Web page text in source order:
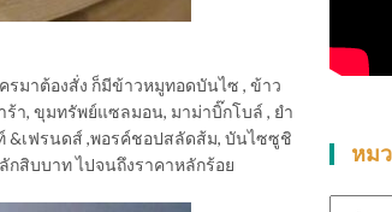
รมาต้องสั่ง ก็มีข้าวหมูทอดบันไซ , ข้าว
า, ขุมทรัพย์แซลมอน, มาม่าบิ๊กโบล์ , ยำ
&เฟรนดส์ ,พอรค์ชอปสลัดส้ม, บันไซซูชิ
กสิบบาท ไปจนถึงราคาหลักร้อย
หม